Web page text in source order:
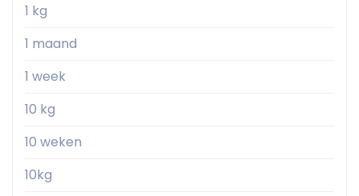
1 kg
1 maand
1 week
10 kg
10 weken
10kg